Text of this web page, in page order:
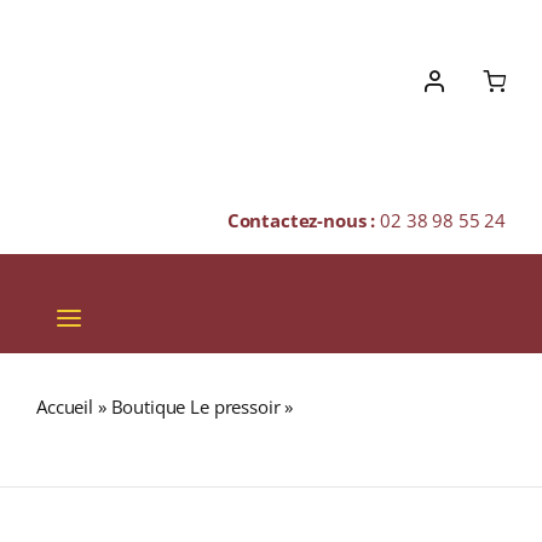
Contactez-nous :02 38 98 55 24
Toggle
Navigation
SPIRITUEUX
Accueil » Boutique Le pressoir»